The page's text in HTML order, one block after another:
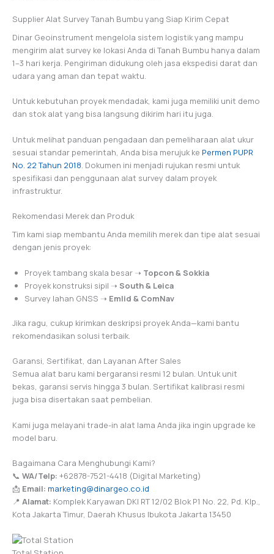
Supplier Alat Survey Tanah Bumbu yang Siap Kirim Cepat
Dinar Geoinstrument mengelola sistem logistik yang mampu
mengirim alat survey ke lokasi Anda di Tanah Bumbu hanya dalam
1–3 hari kerja. Pengiriman didukung oleh jasa ekspedisi darat dan
udara yang aman dan tepat waktu.
Untuk kebutuhan proyek mendadak, kami juga memiliki unit demo
dan stok alat yang bisa langsung dikirim hari itu juga.
Untuk melihat panduan pengadaan dan pemeliharaan alat ukur
sesuai standar pemerintah, Anda bisa merujuk ke Permen PUPR
No. 22 Tahun 2018. Dokumen ini menjadi rujukan resmi untuk
spesifikasi dan penggunaan alat survey dalam proyek
infrastruktur.
Rekomendasi Merek dan Produk
Tim kami siap membantu Anda memilih merek dan tipe alat sesuai
dengan jenis proyek:
Proyek tambang skala besar ➝ Topcon & Sokkia
Proyek konstruksi sipil ➝ South & Leica
Survey lahan GNSS ➝ Emlid & ComNav
Jika ragu, cukup kirimkan deskripsi proyek Anda—kami bantu
rekomendasikan solusi terbaik.
Garansi, Sertifikat, dan Layanan After Sales
Semua alat baru kami bergaransi resmi 12 bulan. Untuk unit
bekas, garansi servis hingga 3 bulan. Sertifikat kalibrasi resmi
juga bisa disertakan saat pembelian.
Kami juga melayani trade-in alat lama Anda jika ingin upgrade ke
model baru.
Bagaimana Cara Menghubungi Kami?
📞 WA/Telp: +62878-7521-4418 (Digital Marketing)
📩 Email: marketing@dinargeo.co.id
📍 Alamat: Komplek Karyawan DKI RT 12/02 Blok P1 No. 22, Pd. Klp.,
Kota Jakarta Timur, Daerah Khusus Ibukota Jakarta 13450